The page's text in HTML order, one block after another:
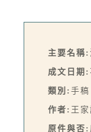
主要名稱:
成文日期:
類別: 手稿
作者: 王家
原件與否: